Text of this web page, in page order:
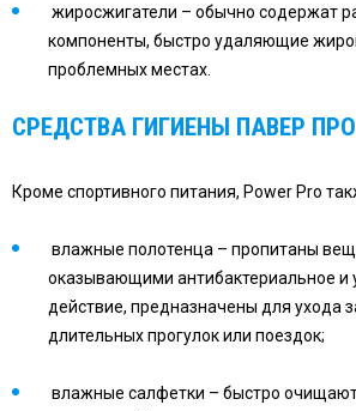
жиросжигатели – обычно содержат
компоненты, быстро удаляющие
проблемных местах.
СРЕДСТВА ГИГИЕНЫ ПАВЕР ПРО
Кроме спортивного питания, Power Pro
влажные полотенца – пропитаны
оказывающими антибактериальное и
действие, предназначены для ухода
длительных прогулок или поездок;
влажные салфетки – быстро